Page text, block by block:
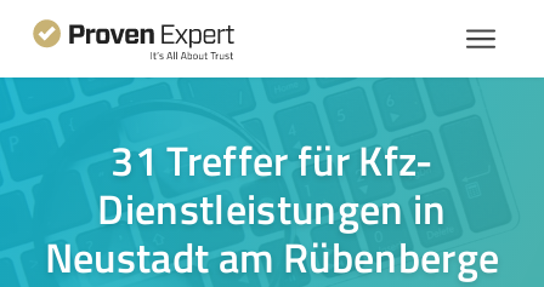
31 Treffer für Kfz-
Dienstleistungen in
Neustadt am Rübenberge